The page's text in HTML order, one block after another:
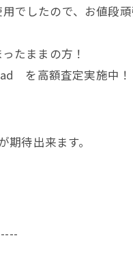
でしたので、お値段
たままの方！
を高額査定実施中！
待出来ます。